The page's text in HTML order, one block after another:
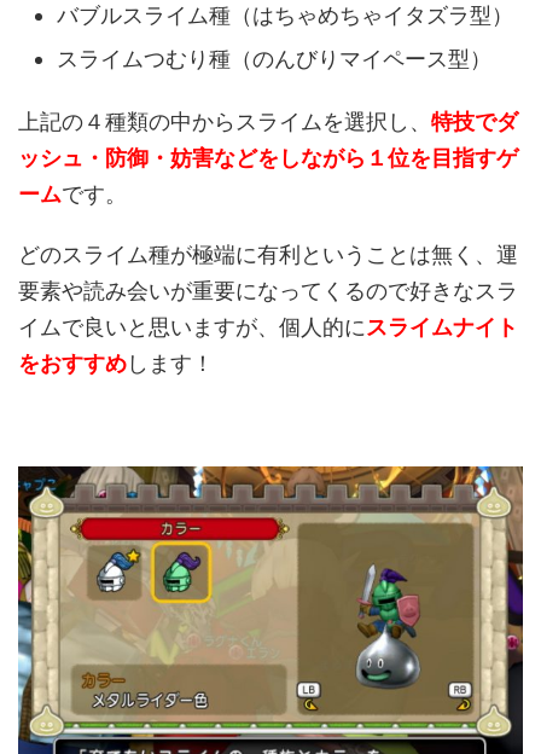
バブルスライム種（はちゃめちゃイタズラ型）
スライムつむり種（のんびりマイペース型）
上記の４種類の中からスライムを選択し、 特技でダ
ッシュ・防御・妨害などをしながら１位を目指すゲ
ームです。
どのスライム種が極端に有利ということは無く、運
要素や読み会いが重要になってくるので好きなスラ
イムで良いと思いますが、個人的にスライムナイト
をおすすめします！